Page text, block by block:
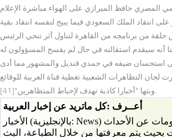
المصري حافظ الميرازي على الهواء مباشرة الإعلام
انتقاد الملك السعودي فيما يبيح لنفسه انتقاد بقية
من برنامجه من القاهرة لتناول أثر تنحي الرئيس
أنه سيقدم استقالته في حال لم يفسح المسؤولون له
استحسان ضيفه في حمدي قنديل والمشهور مما أدى
استنكرت لجان التظاهرات الشعبية تغطية قناة العربية للوقائع
وبثها "أخبارا كاذبة تهدف لإحباط المتظاهرين"[41].